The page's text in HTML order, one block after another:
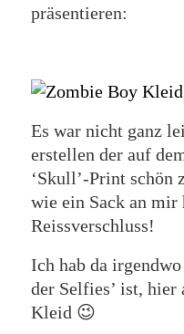
präsentieren:
Es war nicht ganz
erstellen der auf
‘Skull’-Print schön
wie ein Sack an mir
Reissverschluss!
Ich hab da irgendwo
der Selfies’ ist, hier
Kleid 😉